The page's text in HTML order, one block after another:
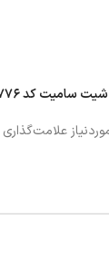
| براق ۲ میل”
علامت‌گذاری